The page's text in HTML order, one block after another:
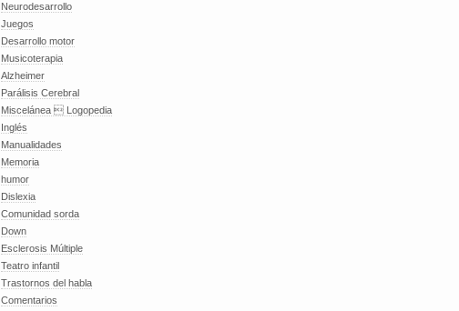
Neurodesarrollo
Juegos
Desarrollo motor
Musicoterapia
Alzheimer
Parálisis Cerebral
Miscelánea  Logopedia
Inglés
Manualidades
Memoria
humor
Dislexia
Comunidad sorda
Down
Esclerosis Múltiple
Teatro infantil
Trastornos del habla
Comentarios